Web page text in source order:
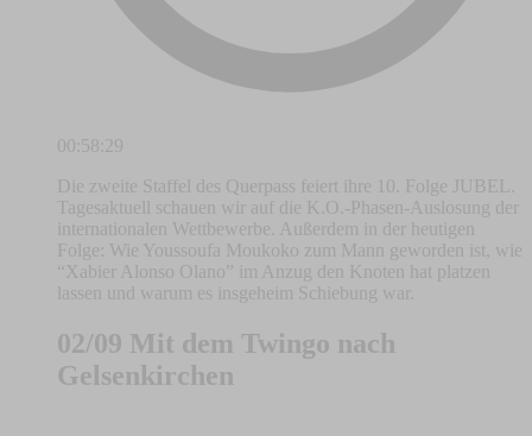
00:58:29
Die zweite Staffel des Querpass feiert ihre 10. Folge JUBEL.
Tagesaktuell schauen wir auf die K.O.-Phasen-Auslosung der
internationalen Wettbewerbe. Außerdem in der heutigen
Folge: Wie Youssoufa Moukoko zum Mann geworden ist, wie
“Xabier Alonso Olano” im Anzug den Knoten hat platzen
lassen und warum es insgeheim Schiebung war.
02/09 Mit dem Twingo nach
Gelsenkirchen